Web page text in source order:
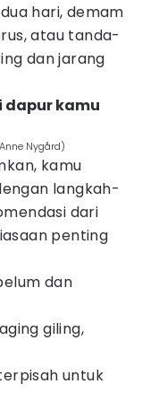
hari, demam
atau tanda-
dan jarang
dapur kamu
Nygård)
kamu
langkah-
dari
penting
dan
giling,
untuk